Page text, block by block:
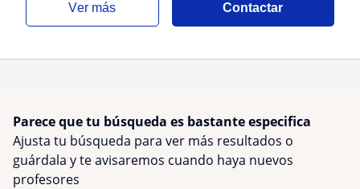
ver más Contactar
Parece que tu búsqueda es bastante especifica
Ajusta tu búsqueda para ver más resultados o
guárdala y te avisaremos cuando haya nuevos
profesores